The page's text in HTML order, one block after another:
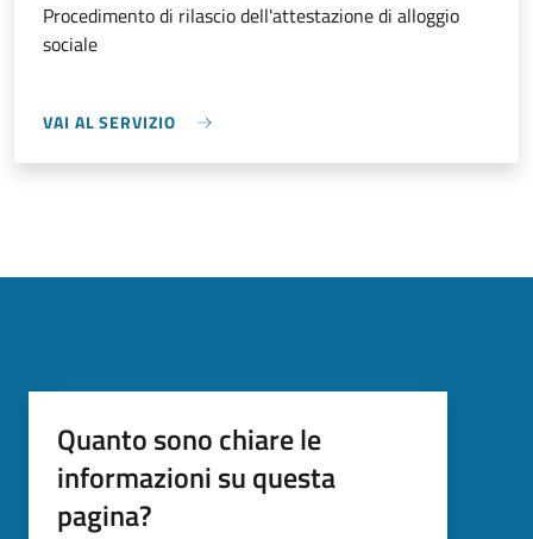
Procedimento di rilascio dell'attestazione di alloggio
sociale
VAI AL SERVIZIO
Quanto sono chiare le
informazioni su questa
pagina?